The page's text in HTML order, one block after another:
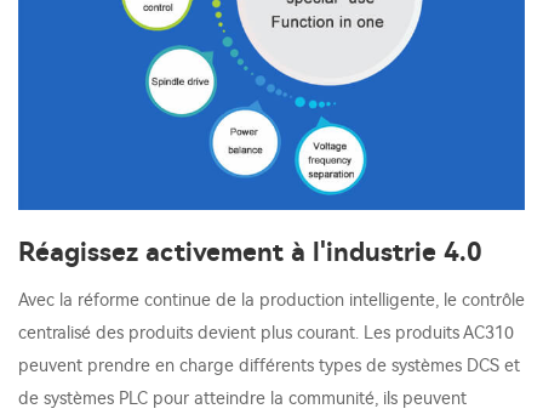
Réagissez activement à l'industrie 4.0
Avec la réforme continue de la production intelligente, le contrôle
centralisé des produits devient plus courant. Les produits AC310
peuvent prendre en charge différents types de systèmes DCS et
de systèmes PLC pour atteindre la communité, ils peuvent